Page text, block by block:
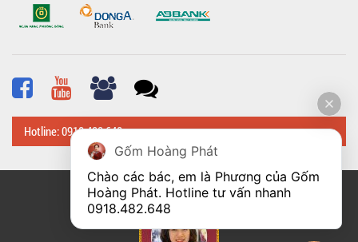
Hotline: 0918 482 648
© Bản quyền thuộc vềHoangphatbattrang.vn
Gốm Hoàng Phát
Chào các bác, em là Phương của Gốm
0918.482.648